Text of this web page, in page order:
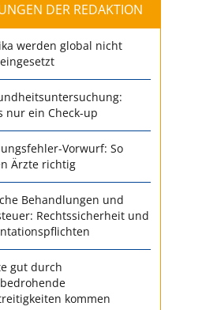
DER REDAKTION
werden global nicht
nur ein Check-up
Vorwurf: So
Ärzte richtig
Behandlungen und
Rechtssicherheit und
gut durch
kommen